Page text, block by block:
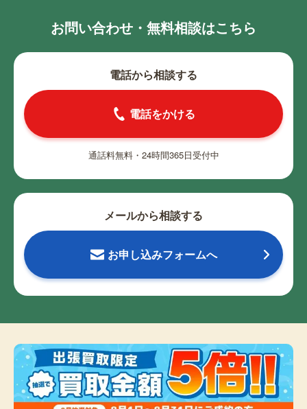
お問い合わせ・無料相談はこちら
電話から相談する
電話をかける
通話料無料・24時間365日受付中
メールから相談する
お申し込みフォームへ